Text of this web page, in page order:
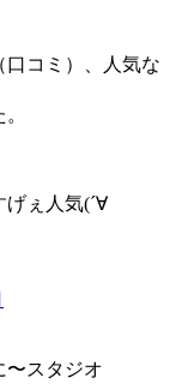
コミ）、人気な
ぇ人気(´∀
〜スタジオ